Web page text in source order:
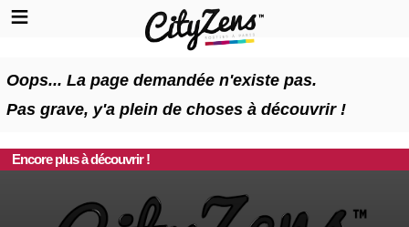
Oops... La page demandée n'existe pas.
Pas grave, y'a plein de choses à découvrir !
Encore plus à découvrir !